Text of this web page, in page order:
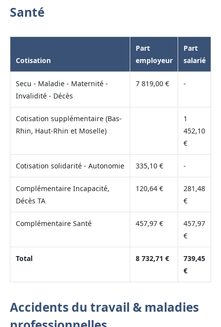
Santé
Cotisation
Part
employeur
Part
salarié
Secu - Maladie - Maternité -
Invalidité - Décès
7 819,00 € -
Cotisation supplémentaire (Bas-
Rhin, Haut-Rhin et Moselle)
1
452,10
€
Cotisation solidarité - Autonomie 335,10 € -
Complémentaire Incapacité,
Décès TA
120,64 €
281,48
€
Complémentaire Santé 457,97 €
457,97
€
Total 8 732,71 €
739,45
€
Accidents du travail & maladies